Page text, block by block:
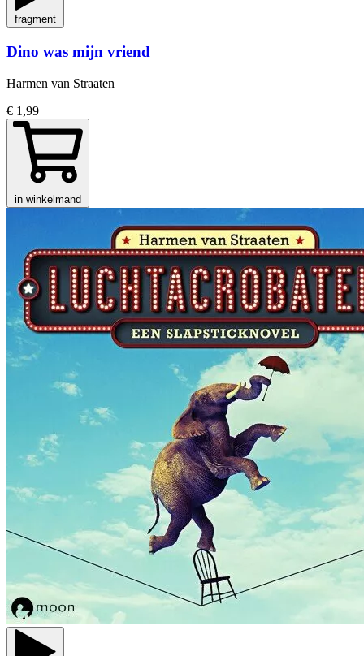
fragment
Dino was mijn vriend
Harmen van Straaten
€ 1,99
in winkelmand